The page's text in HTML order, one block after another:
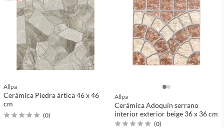
Allpa
Cerámica Piedra ártica 46 x 46
cm
(0)
Allpa
Cerámica Adoquín serrano
interior exterior beige 36 x 36 cm
(0)